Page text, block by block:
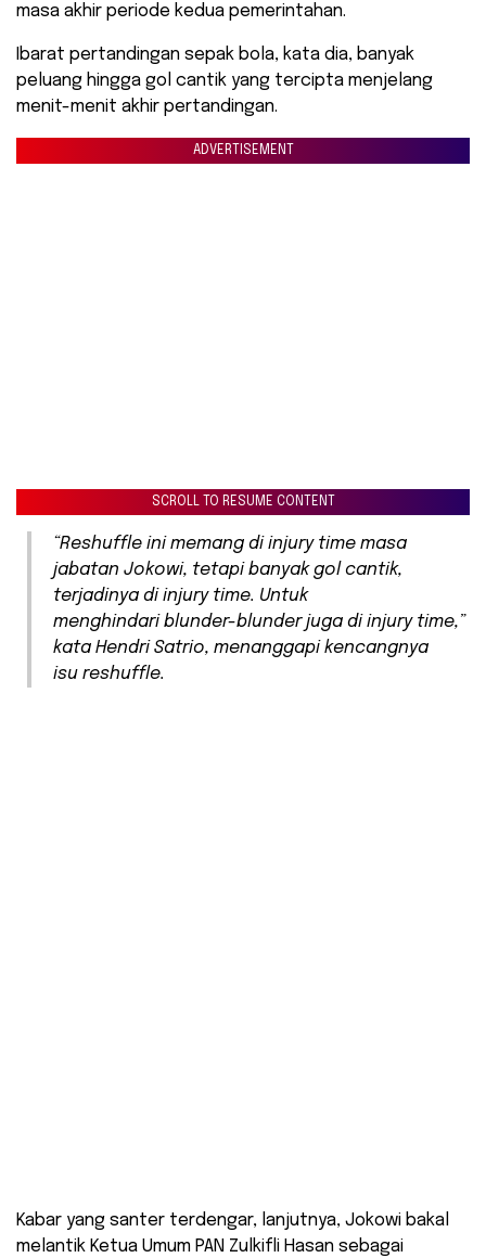
masa akhir periode kedua pemerintahan.
Ibarat pertandingan sepak bola, kata dia, banyak
peluang hingga gol cantik yang tercipta menjelang
menit-menit akhir pertandingan.
ADVERTISEMENT
SCROLL TO RESUME CONTENT
“Reshuffle ini memang di injury time masa
jabatan Jokowi, tetapi banyak gol cantik,
terjadinya di injury time. Untuk
menghindari blunder-blunder juga di injury time,”
kata Hendri Satrio, menanggapi kencangnya
isu reshuffle.
Kabar yang santer terdengar, lanjutnya, Jokowi bakal
melantik Ketua Umum PAN Zulkifli Hasan sebagai